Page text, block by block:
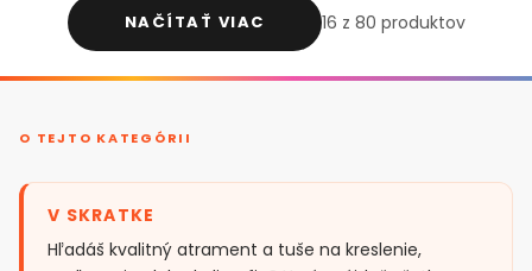
NAČÍTAŤ VIAC 16 z 80 produktov
O TEJTO KATEGÓRII
V SKRATKE
Hľadáš kvalitný atrament a tuše na kreslenie,